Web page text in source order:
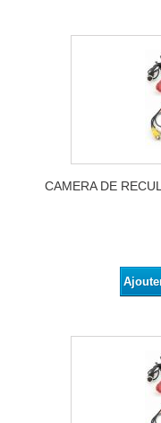
CAMERA DE